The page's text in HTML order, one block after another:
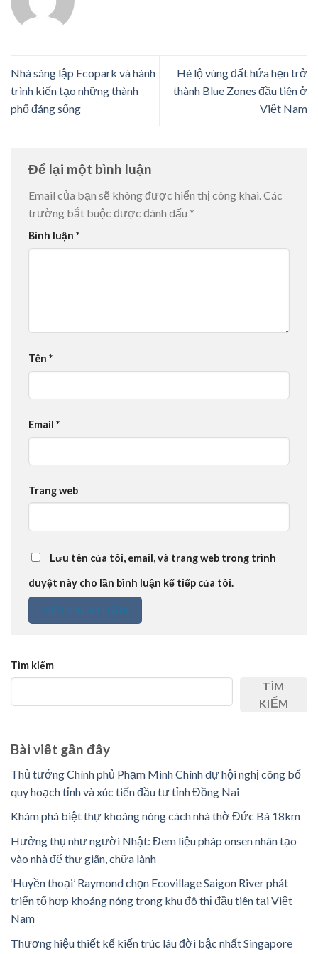
Nhà sáng lập Ecopark và hành
trình kiến tạo những thành
phố đáng sống
Hé lộ vùng đất hứa hẹn trở
thành Blue Zones đầu tiên ở
Việt Nam
Để lại một bình luận
Email của bạn sẽ không được hiển thị công khai.Các
trường bắt buộc được đánh dấu *
Bình luận *
Tên *
Email *
Trang web
Lưu tên của tôi, email, và trang web trong trình
duyệt này cho lần bình luận kế tiếp của tôi.
Tìm kiếm
TÌM
KIẾM
Bài viết gần đây
Thủ tướng Chính phủ Phạm Minh Chính dự hội nghị công bố
quy hoạch tỉnh và xúc tiến đầu tư tỉnh Đồng Nai
Khám phá biệt thự khoáng nóng cách nhà thờ Đức Bà 18km
Hưởng thụ như người Nhật: Đem liệu pháp onsen nhân tạo
vào nhà để thư giãn, chữa lành
‘Huyền thoại’ Raymond chọn Ecovillage Saigon River phát
triển tổ hợp khoáng nóng trong khu đô thị đầu tiên tại Việt
Nam
Thương hiệu thiết kế kiến trúc lâu đời bậc nhất Singapore